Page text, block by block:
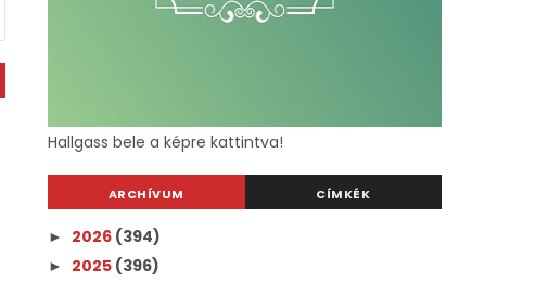
Hallgass bele a képre kattintva!
ARCHÍVUM CÍMKÉK
► 2026 (394)
► 2025 (396)